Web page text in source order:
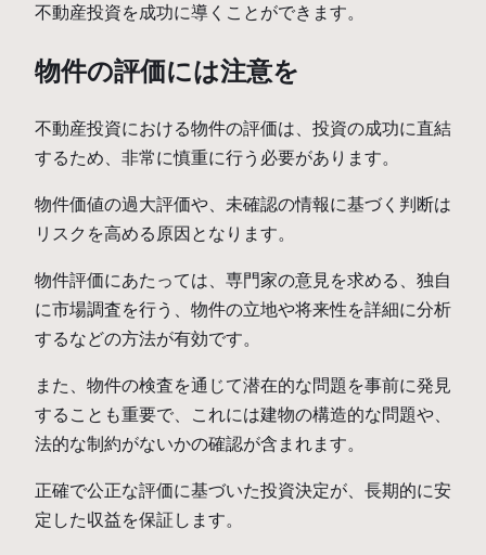
不動産投資を成功に導くことができます。
物件の評価には注意を
不動産投資における物件の評価は、投資の成功に直結
するため、非常に慎重に行う必要があります。
物件価値の過大評価や、未確認の情報に基づく判断は
リスクを高める原因となります。
物件評価にあたっては、専門家の意見を求める、独自
に市場調査を行う、物件の立地や将来性を詳細に分析
するなどの方法が有効です。
また、物件の検査を通じて潜在的な問題を事前に発見
することも重要で、これには建物の構造的な問題や、
法的な制約がないかの確認が含まれます。
正確で公正な評価に基づいた投資決定が、長期的に安
定した収益を保証します。